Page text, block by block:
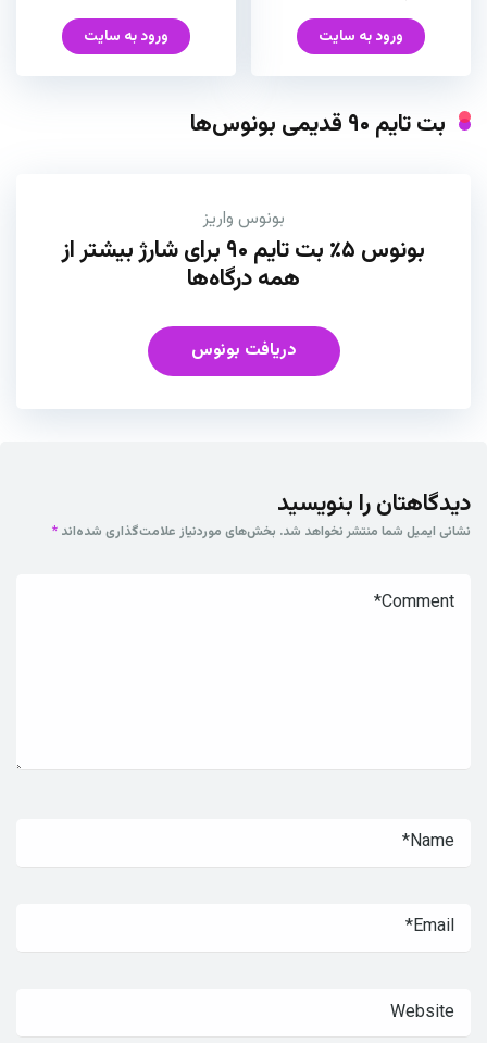
ورود به سایت ورود به سایت
بت تایم ۹۰ قدیمی بونوس‌ها
بونوس واریز
بونوس ۵٪ بت تایم ۹۰ برای شارژ بیشتر از
همه درگاه‌ها
دریافت بونوس
دیدگاهتان را بنویسید
نشانی ایمیل شما منتشر نخواهد شد. بخش‌های موردنیاز علامت‌گذاری شده‌اند *